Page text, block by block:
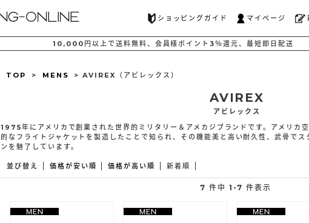
ショッピングガイド マイページ
10,000 円以上で 送料無料、 会員様ポイント 3％還元、 最短即日配送
TOP > MENS > AVIREX（アビレックス）
AVIREX
アビレックス
1975年にアメリカで創業された世界的ミリタリー＆アメカジブランドです。アメリカ
的なフライトジャケットを製造したことで知られ、その機能美と高い耐久性、武骨で
ンを魅了しています。
並び替え 価格が安い順 価格が高い順 新着順
7 件中 1-7 件表示